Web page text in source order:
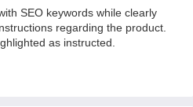
SEO keywords while clearly
regarding the product.
as instructed.